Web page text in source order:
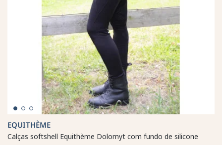
EQUITHÈME
Calças softshell Equithème Dolomyt com fundo de silicone